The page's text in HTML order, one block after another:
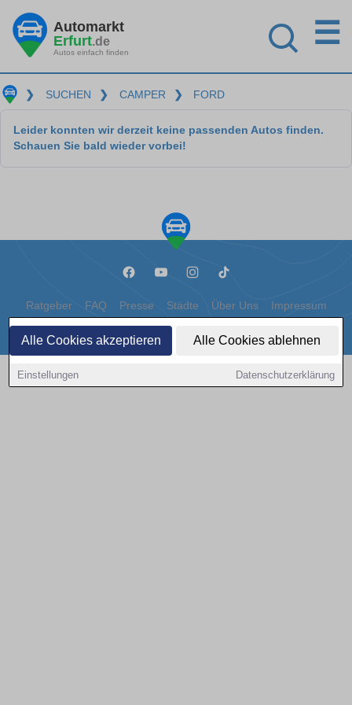
Alle Cookies akzeptieren Alle Cookies ablehnen
Einstellungen Datenschutzerklärung
Automarkt
Erfurt.de
Autos einfach finden
☰
❯ SUCHEN ❯ CAMPER ❯ FORD
Leider konnten wir derzeit keine passenden Autos finden.
Schauen Sie bald wieder vorbei!
Ratgeber FAQ Presse Städte Über Uns Impressum
Datenschutz Cookies
Copyright © 2000 - 2026 | 1A Infosysteme GmbH | Content by: 1a-sites-autos